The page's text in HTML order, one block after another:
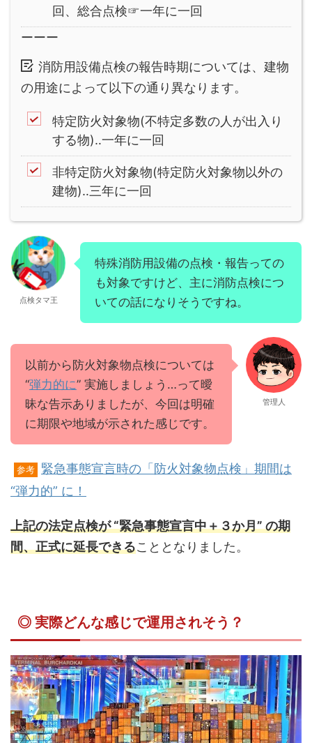
回、総合点検☞一年に一回
ーーー
消防用設備点検の報告時期については、建物
の用途によって以下の通り異なります。
特定防火対象物(不特定多数の人が出入り
する物)‥一年に一回
非特定防火対象物(特定防火対象物以外の
建物)‥三年に一回
点検タマ王
特殊消防用設備の点検・報告っての
も対象ですけど、主に消防点検につ
いての話になりそうですね。
以前から防火対象物点検については
“弾力的に” 実施しましょう…って曖
昧な告示ありましたが、今回は明確
に期限や地域が示された感じです。
管理人
参考
緊急事態宣言時の「防火対象物点検」期間は
“弾力的” に！
上記の法定点検が “緊急事態宣言中＋３か月” の期
間、正式に延長できることとなりました。
◎ 実際どんな感じで運用されそう？